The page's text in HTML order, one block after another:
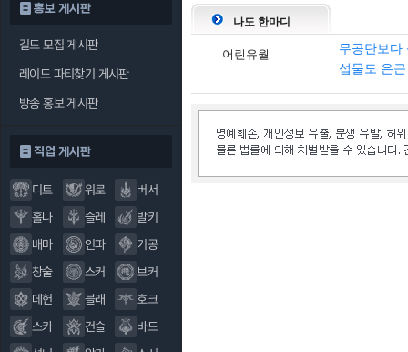
홍보 게시판
길드 모집 게시판
레이드 파티찾기 게시판
방송 홍보 게시판
직업 게시판
디트 워로
버서
홀나
슬레
발키
배마
인파
기공
창술
스커
브커
데헌
블래
호크
스카
건슬
바드
나도 한마디
어린유월
무공탄보다
섭물도 은